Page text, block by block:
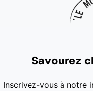
Savourez
Inscrivez-vous à notre